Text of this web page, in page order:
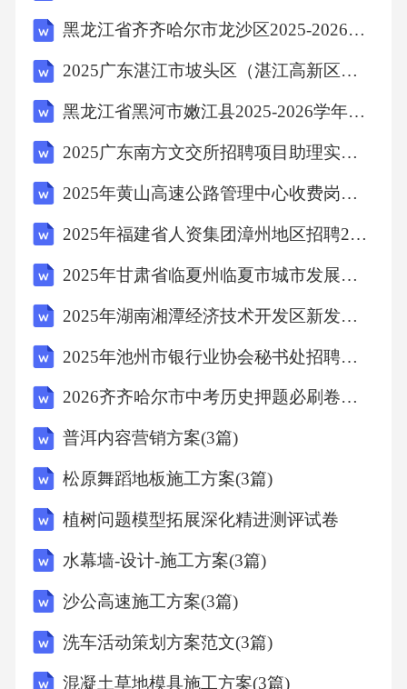
黑龙江省齐齐哈尔市龙沙区2025-2026学年数学三下期中调研试题（含解析）
2025广东湛江市坡头区（湛江高新区）选聘国有企业管理人员5人笔试历年备考题库附带答案详解
黑龙江省黑河市嫩江县2025-2026学年三下数学期末调研模拟试题（含解析）
2025广东南方文交所招聘项目助理实习生2人笔试历年典型考点题库附带答案详解
2025年黄山高速公路管理中心收费岗见习人员招聘10人笔试历年典型考点题库附带答案详解
2025年福建省人资集团漳州地区招聘2人笔试历年备考题库附带答案详解
2025年甘肃省临夏州临夏市城市发展投资集团招聘15人笔试历年常考点试题专练附带答案详解
2025年湖南湘潭经济技术开发区新发展有限公司招聘17人笔试历年常考点试题专练附带答案详解
2025年池州市银行业协会秘书处招聘笔试历年典型考题及考点剖析附带答案详解2套
2026齐齐哈尔市中考历史押题必刷卷含答案
普洱内容营销方案(3篇)
松原舞蹈地板施工方案(3篇)
植树问题模型拓展深化精进测评试卷
水幕墙-设计-施工方案(3篇)
沙公高速施工方案(3篇)
洗车活动策划方案范文(3篇)
混凝土草地模具施工方案(3篇)